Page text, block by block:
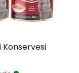
Konservesi